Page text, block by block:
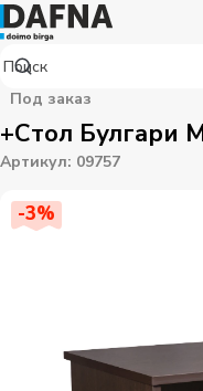
-3%
Под заказ
+Стол Булгари
Артикул: 09757